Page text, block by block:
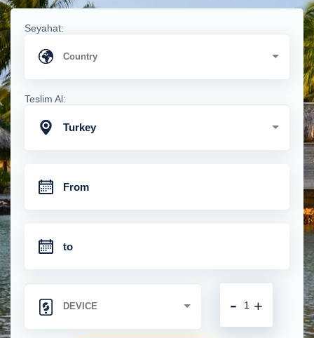
Seyahat:
Teslim Al:
Turkey
+
-